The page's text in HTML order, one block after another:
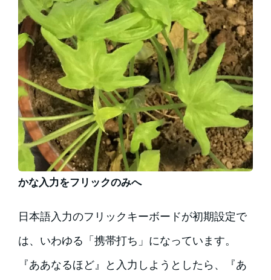
かな入力をフリックのみへ
日本語入力のフリックキーボードが初期設定で
は、いわゆる「携帯打ち」になっています。
『ああなるほど』と入力しようとしたら、『あ